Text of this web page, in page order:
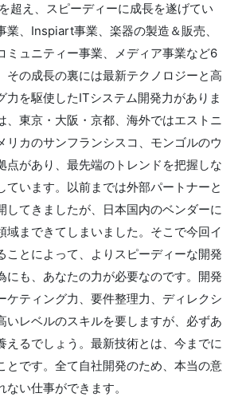
超え、スピーディーに成長を遂げてい
業、Inspiart事業、楽器の製造＆販売、
ミュニティー事業、メディア事業など6
その成長の裏には最新テクノロジーと高
力を駆使したITシステム開発力がありま
、東京・大阪・京都、海外ではエストニ
リカのサンフランシスコ、モンゴルのウ
点があり、最先端のトレンドを把握しな
ています。以前までは外部パートナーと
してきましたが、日本国内のベンダーに
域まできてしまいました。そこで今回イ
ことによって、よりスピーディーな開発
にも、あなたの力が必要なのです。開発
ケティング力、要件整理力、ディレクシ
いレベルのスキルを要しますが、必ずあ
えるでしょう。最新技術とは、今までに
とです。全て自社開発のため、本当の意
い仕事ができます。